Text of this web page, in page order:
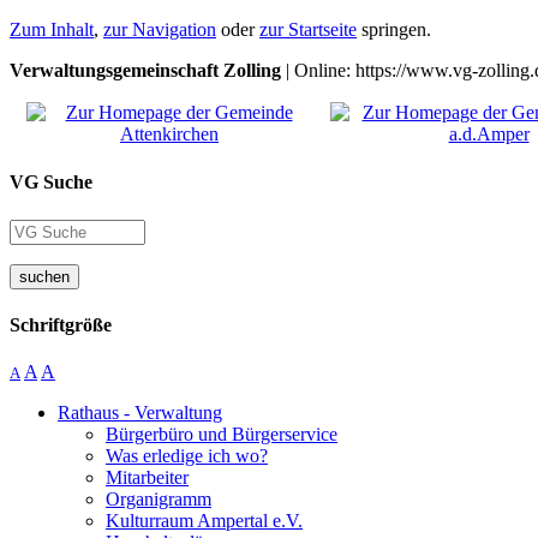
Zum Inhalt, zur Navigation oderzur Startseite springen.
Verwaltungsgemeinschaft Zolling | Online: https://www.vg-
VG Suche
suchen
Schriftgröße
A A A
Rathaus - Verwaltung
Bürgerbüro und Bürgerservice
Was erledige ich wo?
Mitarbeiter
Organigramm
Kulturraum Ampertal e.V.